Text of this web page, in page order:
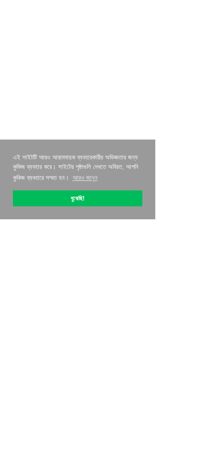
এই সাইটটি আরও আরামদায়ক ব্যবহারকারীর অভিজ্ঞতার জন্য
কুকিজ ব্যবহার করে। সাইটের পৃষ্ঠাগুলি দেখতে অবিরত, আপনি
কুকিজ ব্যবহারে সম্মত হন।
আরও জানুন
বুঝেছি!